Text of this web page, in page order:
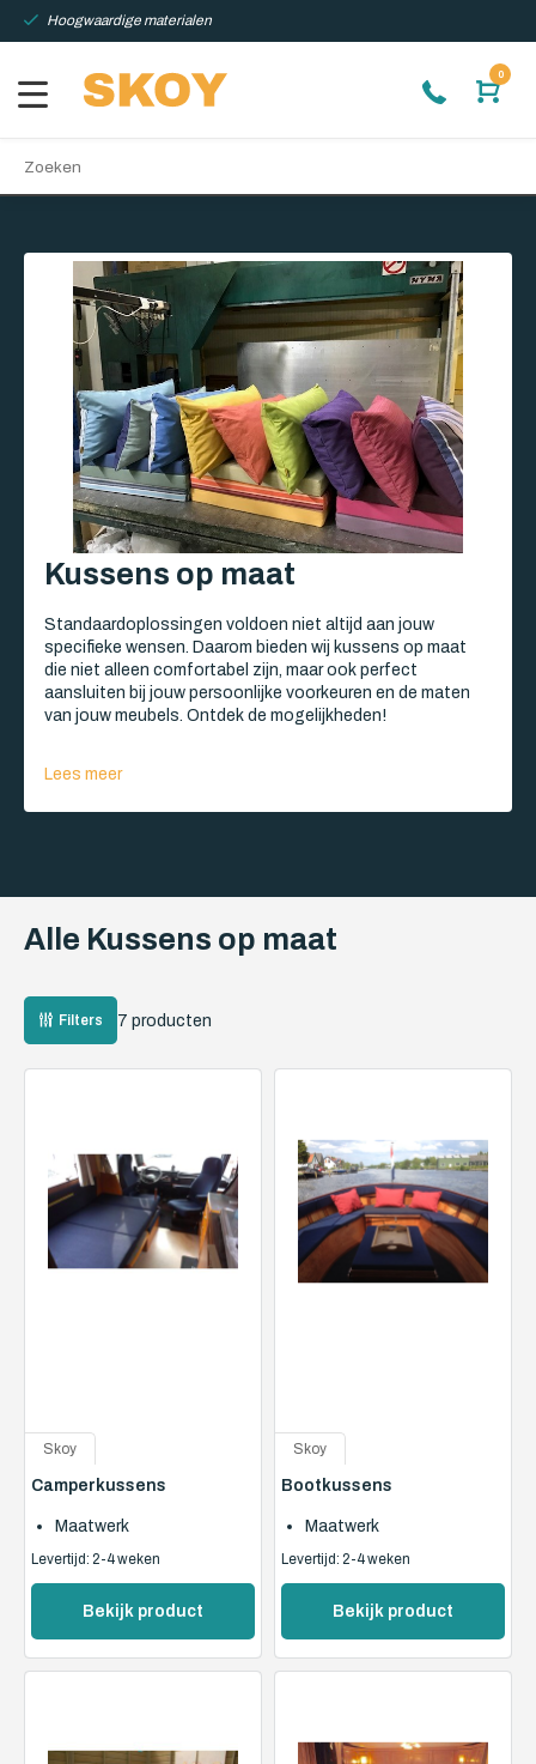
Hoogwaardige materialen
0
Kussens op maat
Standaardoplossingen voldoen niet altijd aan jouw
specifieke wensen. Daarom bieden wij kussens op maat
die niet alleen comfortabel zijn, maar ook perfect
aansluiten bij jouw persoonlijke voorkeuren en de maten
van jouw meubels. Ontdek de mogelijkheden!
Lees meer
Alle Kussens op maat
Filters 7 producten
Skoy
Camperkussens
Maatwerk
Bekijk product
Levertijd: 2-4 weken
Skoy
Bootkussens
Maatwerk
Bekijk product
Levertijd: 2-4 weken